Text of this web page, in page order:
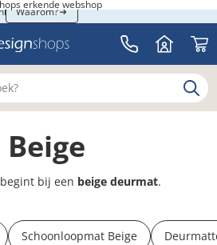
Waarom?
erkende webshop
erkende webshop
bij een beige deurmat.
Schoonloopmat Beige